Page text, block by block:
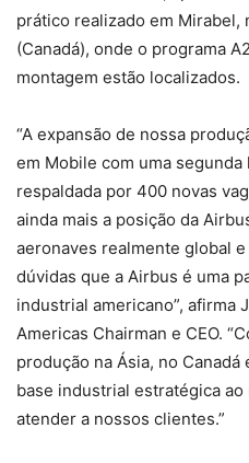
prático realizado em Mirabel,
(Canadá), onde o programa
montagem estão localizados.
“A expansão de nossa
em Mobile com uma
respaldada por 400 novas
ainda mais a posição da
aeronaves realmente global
dúvidas que a Airbus é uma
industrial americano”, afirma
Americas Chairman e CEO.
produção na Ásia, no Canadá
base industrial estratégica
atender a nossos clientes.”